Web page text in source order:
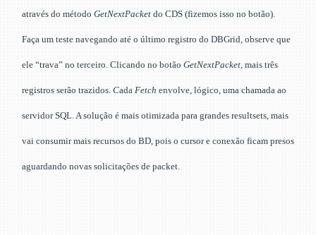
através do método GetNextPacket do CDS (fizemos isso no botão).
Faça um teste navegando até o último registro do DBGrid, observe que
ele “trava” no terceiro. Clicando no botão GetNextPacket , mais três
registros serão trazidos. Cada Fetch envolve, lógico, uma chamada ao
servidor SQL. A solução é mais otimizada para grandes resultsets, mais
vai consumir mais recursos do BD, pois o cursor e conexão ficam presos
aguardando novas solicitações de packet.